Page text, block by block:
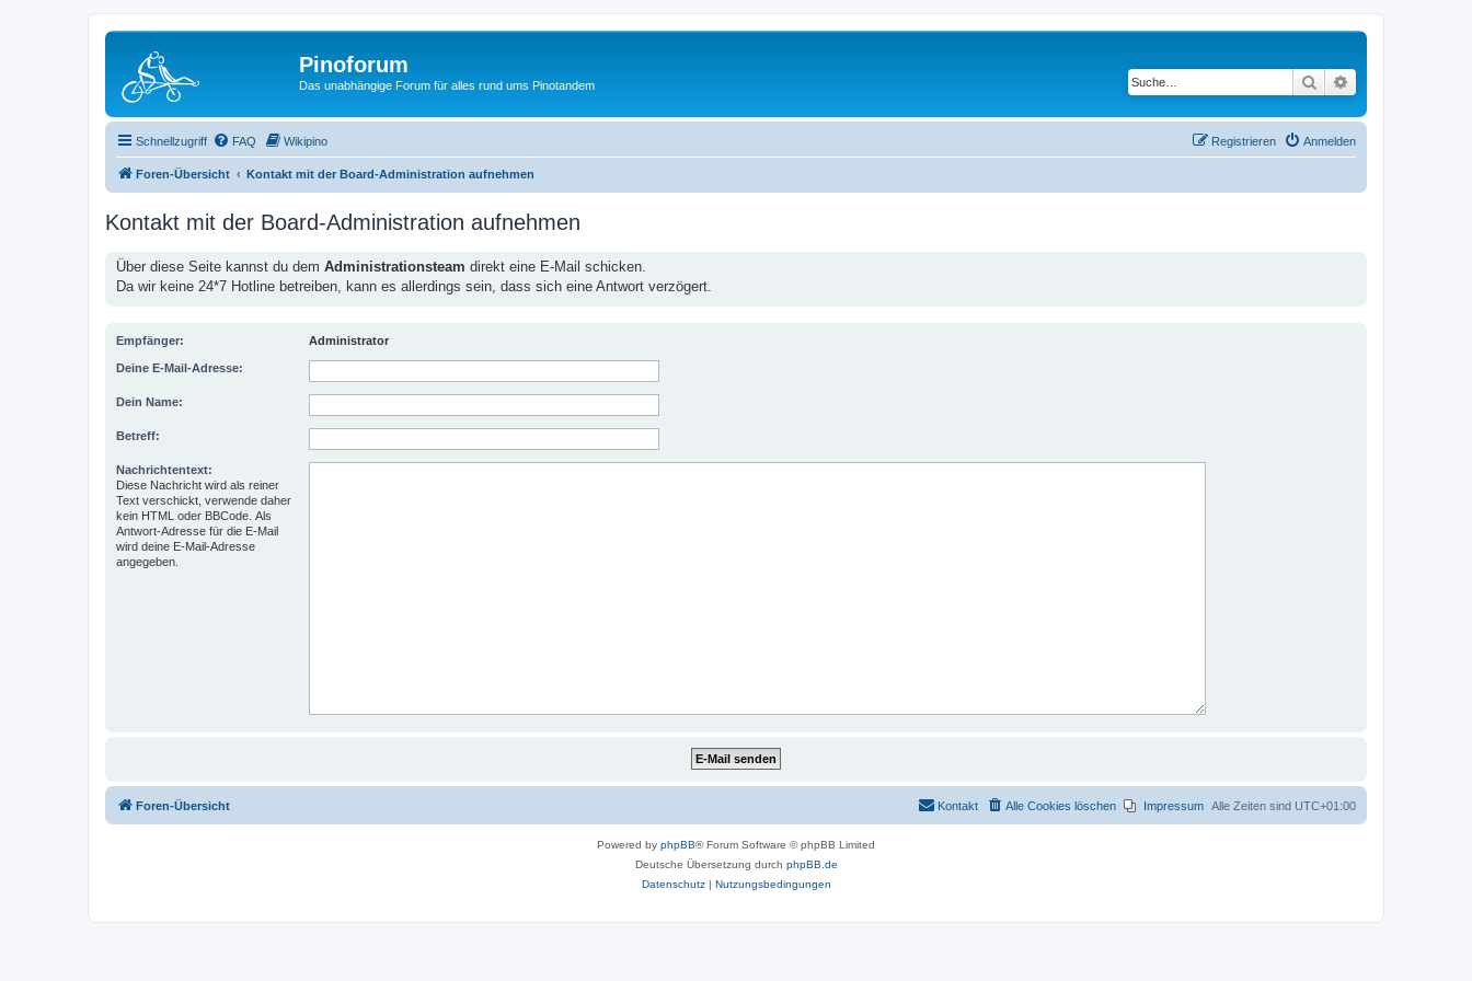
Pinoforum
Das unabhängige Forum für alles rund ums Pinotandem Suche
Schnellzugriff FAQ Wikipino Anmelden
Registrieren
Foren-Übersicht Kontakt mit der Board-Administration aufnehmen
Kontakt mit der Board-Administration aufnehmen
Über diese Seite kannst du dem Administrationsteam direkt eine E-Mail schicken.
Da wir keine 24*7 Hotline betreiben, kann es allerdings sein, dass sich eine Antwort verzögert.
Empfänger: Administrator
Deine E-Mail-Adresse:
Dein Name:
Betreff:
Nachrichtentext:
Diese Nachricht wird als reiner
Text verschickt, verwende daher
kein HTML oder BBCode. Als
Antwort-Adresse für die E-Mail
wird deine E-Mail-Adresse
angegeben.
Foren-Übersicht Alle Zeiten sind UTC+01:00
Impressum
Alle Cookies löschen
Kontakt
Powered by phpBB® Forum Software © phpBB Limited
Deutsche Übersetzung durch phpBB.de
Datenschutz| Nutzungsbedingungen